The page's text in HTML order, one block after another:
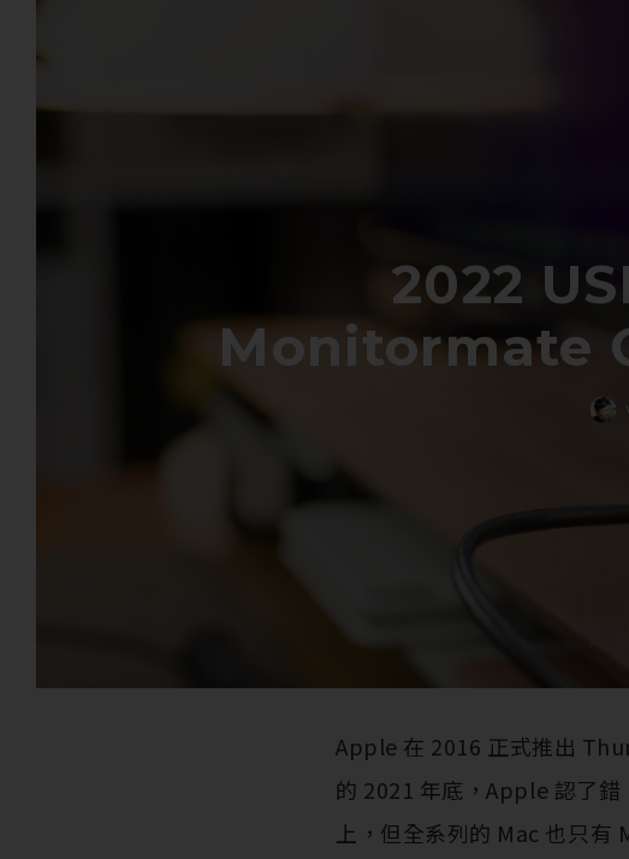
2022
Monitormate
Apple 在 2016 正式推出
的 2021 年底，Apple 認了
上，但全系列的 Mac 也只